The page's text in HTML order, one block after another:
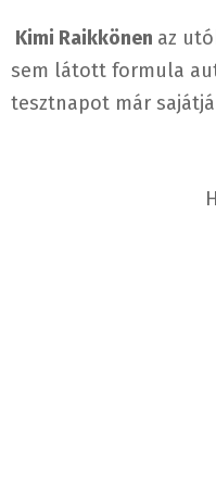
Kimi Raikkönen az
sem látott formula
tesztnapot már